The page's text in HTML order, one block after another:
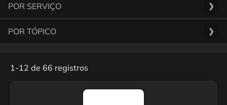
POR SERVIÇO ❯
POR TÓPICO ❯
1-12 de 66 registros